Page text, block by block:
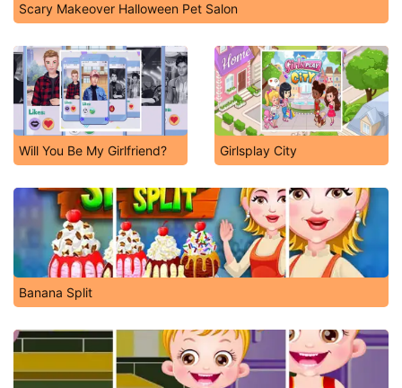
Scary Makeover Halloween Pet Salon
Will You Be My Girlfriend? Girlsplay City
Banana Split